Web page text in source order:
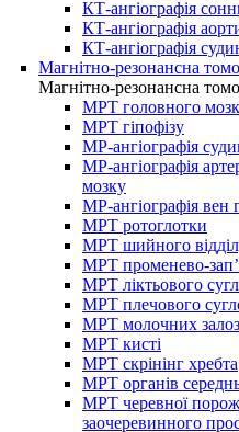
КТ-ангіографія
КТ-ангіографія
КТ-ангіографія
Магнітно-резонансна
Магнітно-резонансна
МРТ головного
МРТ гіпофізу
МР-ангіографія
МР-ангіографія
мозку
МР-ангіографія вен
МРТ ротоглотки
МРТ шийного
МРТ променево-
МРТ ліктьового
МРТ плечового
МРТ молочних залоз
МРТ кисті
МРТ скрінінг хребта
МРТ органів
МРТ черевної
заочеревинного